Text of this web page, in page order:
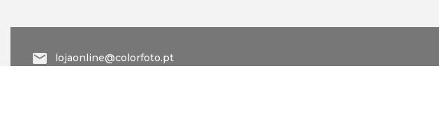
lojaonline@colorfoto.pt